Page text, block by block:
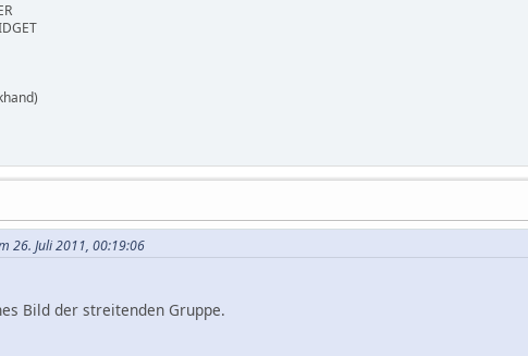
26. Juli 2011, 00:19:06
Bild der streitenden Gruppe.